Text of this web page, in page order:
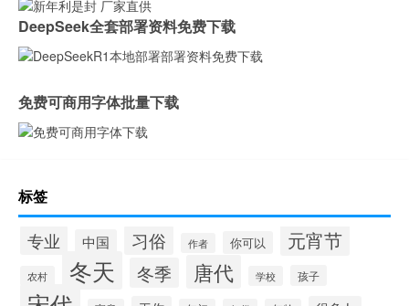
DeepSeek全套部署资料免费下载
免费可商用字体批量下载
标签
专业 中国 习俗 作者 你可以 元宵节
农村 冬天 冬季 唐代 学校 孩子